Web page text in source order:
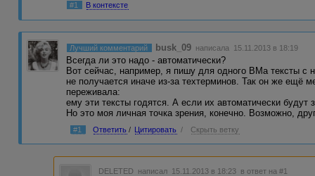
#1 В контексте
Лучший комментарий busk_09 написала 15.11.2013 в 18:19
Всегда ли это надо - автоматически?
Вот сейчас, например, я пишу для одного ВМа тексты с
не получается иначе из-за техтерминов. Так он же ещё
переживала:
ему эти тексты годятся. А если их автоматически будут
Но это моя личная точка зрения, конечно. Возможно,
#1 Ответить / Цитировать / Скрыть ветку
DELETED написал 15.11.2013 в 18:23 в ответ на #1